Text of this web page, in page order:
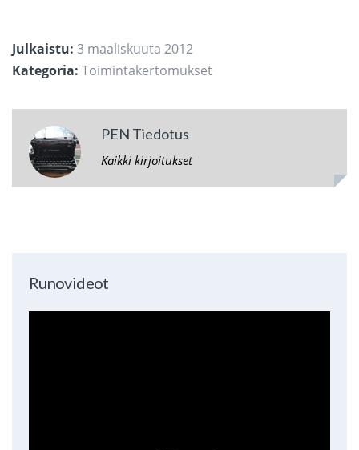
Julkaistu: 3 maaliskuuta 2012
Kategoria: Toimintakertomukset
PEN Tiedotus
Kaikki kirjoitukset
Runovideot